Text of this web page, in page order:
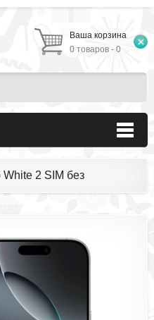
Ваша корзина
0 товаров - 0
2 SIM без